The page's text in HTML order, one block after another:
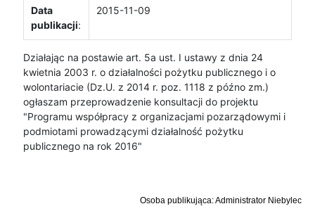
Data
publikacji:
2015-11-09
Działając na postawie art. 5a ust. I ustawy z dnia 24
kwietnia 2003 r. o działalności pożytku publicznego i o
wolontariacie (Dz.U. z 2014 r. poz. 1118 z późno zm.)
ogłaszam przeprowadzenie konsultacji do projektu
"Programu współpracy z organizacjami pozarządowymi i
podmiotami prowadzącymi działalność pożytku
publicznego na rok 2016"
Osoba publikująca: Administrator Niebylec